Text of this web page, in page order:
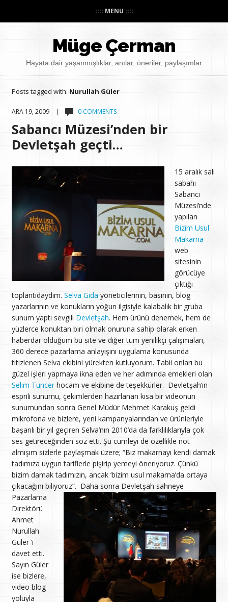
:::: MENU ::::
Müge Çerman
Hayata dair yaşanmışlıklar, anılar, öneriler, paylaşımlar
Posts tagged with: Nurullah Güler
ARA 19, 2009 | 0 COMMENTS
Sabancı Müzesi’nden bir
Devletşah geçti…
15 aralık salı
sabahı
Sabancı
Müzesi’nde
yapılan
Bizim Usul
Makarna
web
sitesinin
görücüye
çıktığı
toplantıdaydım. Selva Gıda yöneticilerinin, basının, blog
yazarlarının ve konukların yoğun ilgisiyle kalabalık bir gruba
sunum yaptı sevgili Devletşah. Hem ürünü denemek, hem de
yüzlerce konuktan biri olmak onuruna sahip olarak erken
haberdar olduğum bu site ve diğer tüm yenilikçi çalışmaları,
360 derece pazarlama anlayışını uygulama konusunda
titizlenen Selva ekibini yürekten kutluyorum. Tabii onları bu
güzel işleri yapmaya ikna eden ve her adımında emekleri olan
Selim Tuncerhocam ve ekibine de teşekkürler. Devletşah’ın
esprili sunumu, çekimlerden hazırlanan kısa bir videonun
sunumundan sonra Genel Müdür Mehmet Karakuş geldi
mikrofona ve bizlere, yeni kampanyalarından ve ürünleriyle
başarılı bir yıl geçiren Selva’nın 2010’da da farklılıklarıyla çok
ses getireceğinden söz etti. Şu cümleyi de özellikle not
almışım sizlerle paylaşmak üzere; “Biz makarnayı kendi damak
tadımıza uygun tariflerle pişirip yemeyi öneriyoruz. Çünkü
bizim damak tadımızın, ancak ‘bizim usul makarna’da ortaya
çıkacağını biliyoruz”. Daha sonra Devletşah sahneye
Pazarlama
Direktörü
Ahmet
Nurullah
Güler ‘i
davet etti.
Sayın Güler
ise bizlere,
video blog
yoluyla